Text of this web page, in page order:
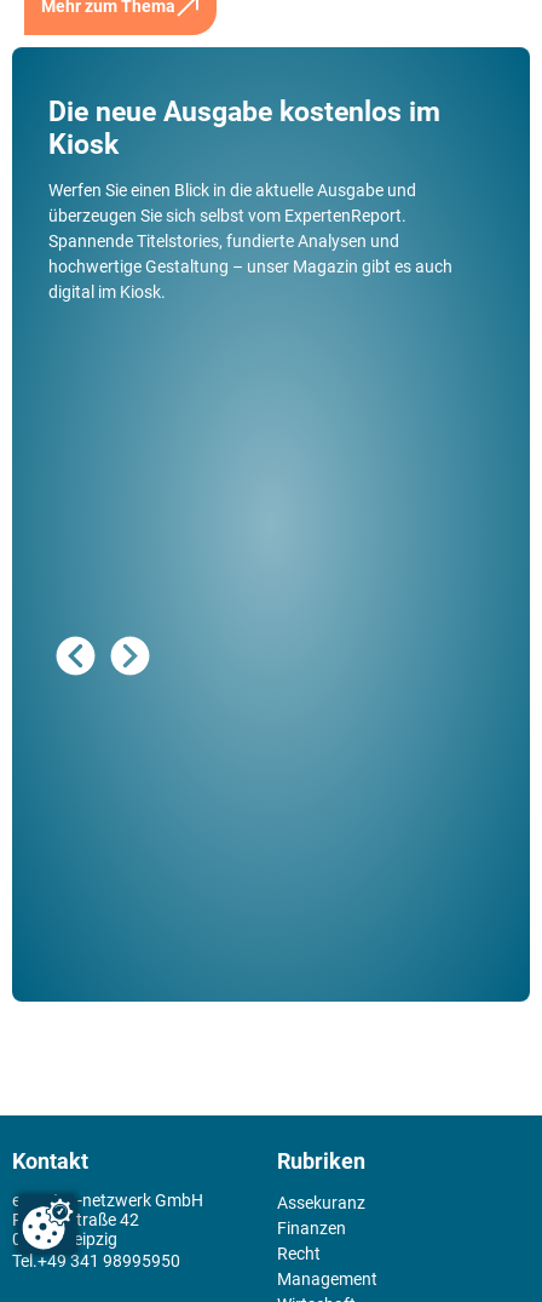
Mehr zum Thema
Die neue Ausgabe kostenlos im
Kiosk
Werfen Sie einen Blick in die aktuelle Ausgabe und
überzeugen Sie sich selbst vom ExpertenReport.
Spannende Titelstories, fundierte Analysen und
hochwertige Gestaltung – unser Magazin gibt es auch
digital im Kiosk.
Kontakt
experten-netzwerk GmbH
Reclamstraße 42
04315 Leipzig
+49 341 98995950
Rubriken
Assekuranz
Finanzen
Recht
Management